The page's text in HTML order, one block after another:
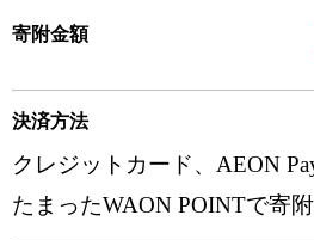
寄附金額
決済方法
クレジットカード、AEON
たまったWAON POINTで寄附